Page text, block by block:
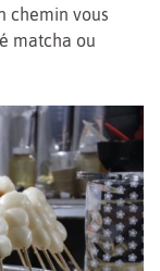
chemin vous
matcha ou